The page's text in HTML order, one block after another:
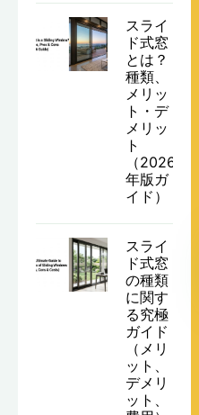
スライ
ド式窓
とは？
種類、
メリッ
ト・デ
メリッ
ト
（2026
年版ガ
イド）
スライ
ド式窓
の種類
に関す
る究極
ガイド
（メリ
ット、
デメリ
ット、